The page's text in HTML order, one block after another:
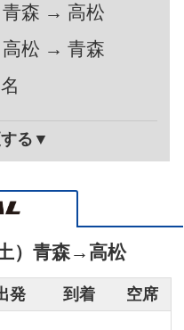
青森 → 高松
高松 → 青森
る▼
） 青森→ 高松
発 到着 空席